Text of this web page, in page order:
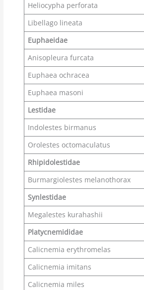
Heliocypha perforata
Libellago lineata
Euphaeidae
Anisopleura furcata
Euphaea ochracea
Euphaea masoni
Lestidae
Indolestes birmanus
Orolestes octomaculatus
Rhipidolestidae
Burmargiolestes melanothorax
Synlestidae
Megalestes kurahashii
Platycnemididae
Calicnemia erythromelas
Calicnemia imitans
Calicnemia miles